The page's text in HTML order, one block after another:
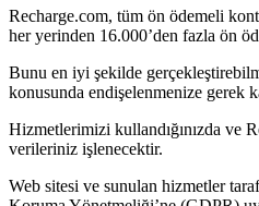
Recharge.com, tüm ön ödemeli
her yerinden 16.000’den fazla ön
Bunu en iyi şekilde
konusunda endişelenmenize gerek
Hizmetlerimizi kullandığınızda ve
verileriniz işlenecektir.
Web sitesi ve sunulan hizmetler